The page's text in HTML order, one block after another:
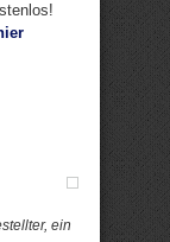
ein